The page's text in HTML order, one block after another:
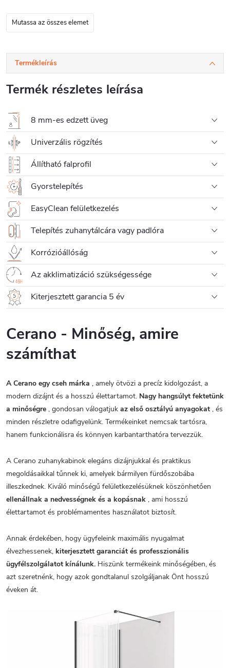
Mutassa az összes elemet
Termékleírás
Termék részletes leírása
8 mm-es edzett üveg
Univerzális rögzítés
Állítható falprofil
Gyorstelepítés
EasyClean felületkezelés
Telepítés zuhanytálcára vagy padlóra
Korrózióállóság
Az akklimatizáció szükségessége
Kiterjesztett garancia 5 év
Cerano - Minőség, amire
számíthat
A Cerano egy cseh márka , amely ötvözi a precíz kidolgozást, a
modern dizájnt és a hosszú élettartamot. Nagy hangsúlyt fektetünk
a minőségre , gondosan válogatjuk az első osztályú anyagokat , és
minden részletre odafigyelünk. Termékeinket nemcsak tartósra,
hanem funkcionálisra és könnyen karbantarthatóra tervezzük.
A Cerano zuhanykabinok elegáns dizájnjukkal és praktikus
megoldásaikkal tűnnek ki, amelyek bármilyen fürdőszobába
illeszkednek. Kiváló minőségű felületkezelésüknek köszönhetően
ellenállnak a nedvességnek és a kopásnak , ami hosszú
élettartamot és problémamentes használatot biztosít.
Annak érdekében, hogy ügyfeleink maximális nyugalmat
élvezhessenek, kiterjesztett garanciát és professzionális
ügyfélszolgálatot kínálunk. Hiszünk termékeink minőségében, és
azt szeretnénk, hogy azok gondtalanul szolgáljanak Önt hosszú
éveken át.